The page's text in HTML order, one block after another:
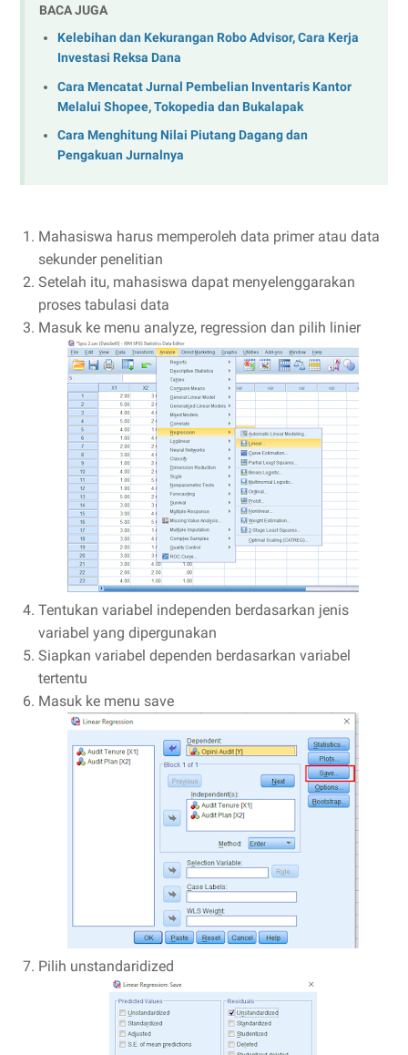
BACA JUGA
Kelebihan dan Kekurangan Robo Advisor, Cara Kerja
Investasi Reksa Dana
Cara Mencatat Jurnal Pembelian Inventaris Kantor
Melalui Shopee, Tokopedia dan Bukalapak
Cara Menghitung Nilai Piutang Dagang dan
Pengakuan Jurnalnya
Mahasiswa harus memperoleh data primer atau data
sekunder penelitian
Setelah itu, mahasiswa dapat menyelenggarakan
proses tabulasi data
Masuk ke menu analyze, regression dan pilih linier
Tentukan variabel independen berdasarkan jenis
variabel yang dipergunakan
Siapkan variabel dependen berdasarkan variabel
tertentu
Masuk ke menu save
Pilih unstandaridized